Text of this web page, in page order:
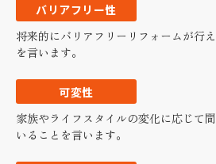
バリアフリー性
将来的にバリアフリーリフォームが行
を言います。
可変性
家族やライフスタイルの変化に応じて
いることを言います。